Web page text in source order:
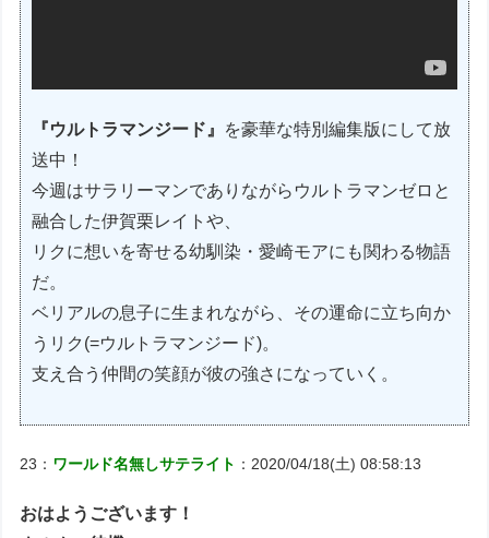
『ウルトラマンジード』
を豪華な特別編集版にして放
送中！
今週はサラリーマンでありながらウルトラマンゼロと
融合した伊賀栗レイトや、
リクに想いを寄せる幼馴染・愛崎モアにも関わる物語
だ。
ベリアルの息子に生まれながら、その運命に立ち向か
うリク(=ウルトラマンジード)。
支え合う仲間の笑顔が彼の強さになっていく。
23： ワールド名無しサテライト ：2020/04/18(土) 08:58:13
おはようございます！